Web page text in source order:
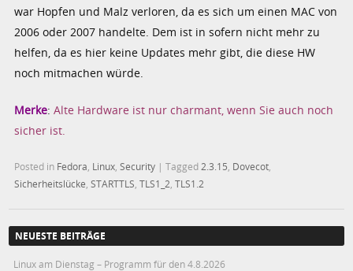
war Hopfen und Malz verloren, da es sich um einen MAC von
2006 oder 2007 handelte. Dem ist in sofern nicht mehr zu
helfen, da es hier keine Updates mehr gibt, die diese HW
noch mitmachen würde.
Merke:Alte Hardware ist nur charmant, wenn Sie auch noch
sicher ist.
Posted in Fedora, Linux,Security |Tagged2.3.15, Dovecot,
Sicherheitslücke,STARTTLS,TLS1_2,TLS1.2
NEUESTE BEITRÄGE
Linux am Dienstag – Programm für den 4.8.2026